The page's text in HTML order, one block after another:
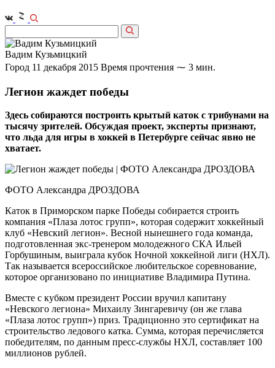
Вадим Кузьмицкий
Город 11 декабря 2015 Время прочтения ⁓ 3 мин.
Легион жаждет победы
Здесь собираются построить крытый каток с трибунами на
тысячу зрителей. Обсуждая проект, эксперты признают,
что льда для игры в хоккей в Петербурге сейчас явно не
хватает.
ФОТО Александра ДРОЗДОВА
Каток в Приморском парке Победы собирается строить
компания «Плаза лотос групп», которая содержит хоккейный
клуб «Невский легион». Весной нынешнего года команда,
подготовленная экс-тренером молодежного СКА Ильей
Горбушиным, выиграла кубок Ночной хоккейной лиги (НХЛ).
Так называется всероссийское любительское соревнование,
которое организовано по инициативе Владимира Путина.
Вместе с кубком президент России вручил капитану
«Невского легиона» Михаилу Зингаревичу (он же глава
«Плаза лотос групп») приз. Традиционно это сертификат на
строительство ледового катка. Сумма, которая перечисляется
победителям, по данным пресс-службы НХЛ, составляет 100
миллионов рублей.